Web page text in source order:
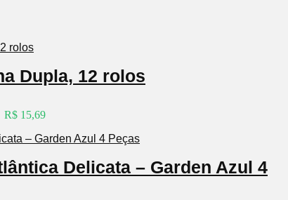
Dupla, 12 rolos
R$ 15,69
Delicata – Garden Azul 4